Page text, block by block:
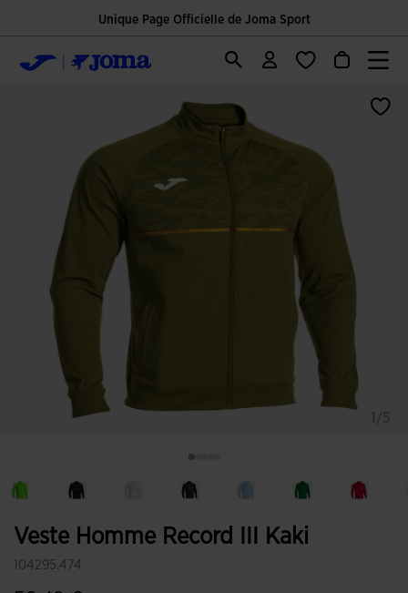
Unique Page Officielle de Joma Sport
Veste Homme Record III Kaki
104295.474